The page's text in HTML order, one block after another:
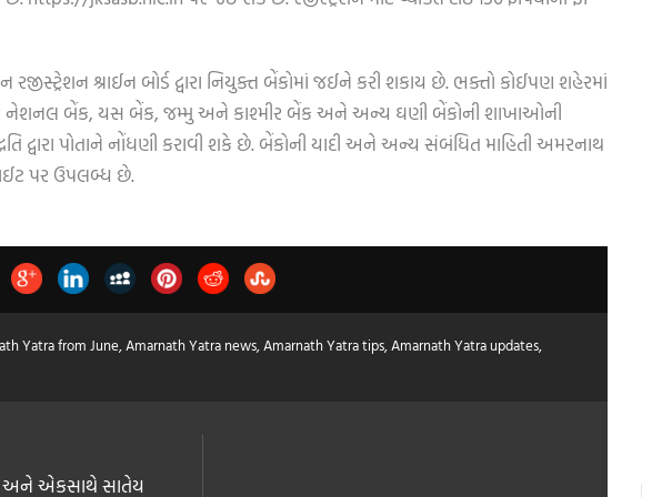
શ્રાઈન બોર્ડ દ્વારા નિયુક્ત બેંકોમાં જઈને કરી શકાય છે. ભક્તો કોઈપણ શહેરમાં
નેશનલ બેંક, યસ બેંક, જમ્મુ અને કાશ્મીર બેંક અને અન્ય ઘણી બેંકોની શાખાઓની
દ્વારા પોતાને નોંધણી કરાવી શકે છે. બેંકોની યાદી અને અન્ય સંબંધિત માહિતી અમરનાથ
પર ઉપલબ્ધ છે.
Yatra from June,Amarnath Yatra news,Amarnath Yatra tips,Amarnath Yatra updates,
અને એકસાથે સાતેય